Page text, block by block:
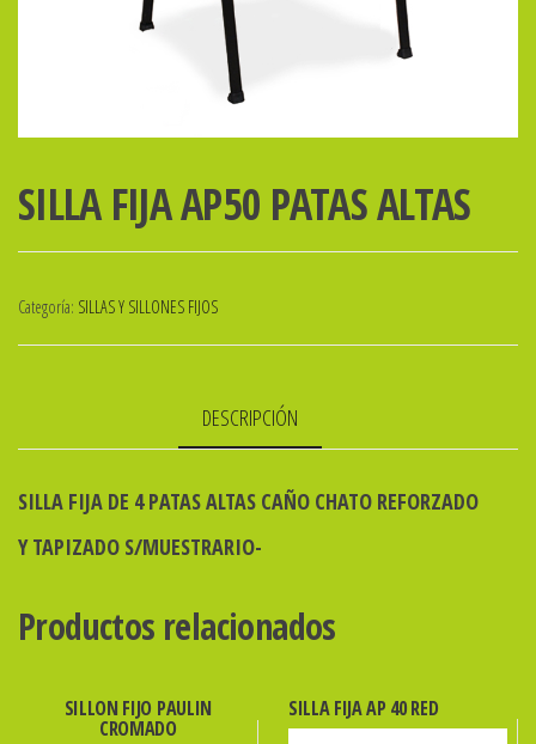
SILLA FIJA AP50 PATAS ALTAS
Categoría: SILLAS Y SILLONES FIJOS
DESCRIPCIÓN
SILLA FIJA DE 4 PATAS ALTAS CAÑO CHATO REFORZADO
Y TAPIZADO S/MUESTRARIO-
Productos relacionados
SILLON FIJO PAULIN
CROMADO
SILLA FIJA AP 40 RED